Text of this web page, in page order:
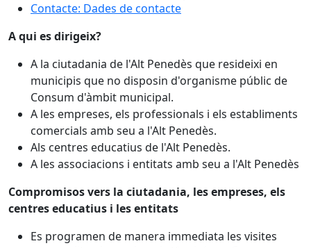
Contacte: Dades de contacte
A qui es dirigeix?
A la ciutadania de l'Alt Penedès que resideixi en
municipis que no disposin d'organisme públic de
Consum d'àmbit municipal.
A les empreses, els professionals i els establiments
comercials amb seu a l'Alt Penedès.
Als centres educatius de l'Alt Penedès.
A les associacions i entitats amb seu a l'Alt Penedès
Compromisos vers la ciutadania, les empreses, els
centres educatius i les entitats
Es programen de manera immediata les visites